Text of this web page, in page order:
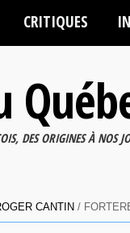
CRITIQUES
DES ORIGINES À NOS
CANTIN /